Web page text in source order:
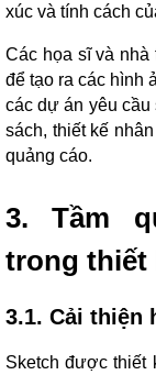
xúc và tính cách
Các họa sĩ và nhà
để tạo ra các hình
các dự án yêu cầu
sách, thiết kế
quảng cáo.
3. Tầm
trong thiết
3.1. Cải thiện
Sketch được thiết